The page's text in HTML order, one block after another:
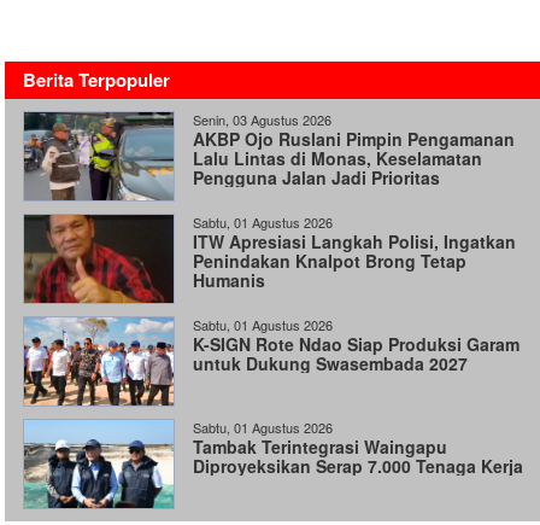
Berita Terpopuler
Senin, 03 Agustus 2026
AKBP Ojo Ruslani Pimpin Pengamanan
Lalu Lintas di Monas, Keselamatan
Pengguna Jalan Jadi Prioritas
Sabtu, 01 Agustus 2026
ITW Apresiasi Langkah Polisi, Ingatkan
Penindakan Knalpot Brong Tetap
Humanis
Sabtu, 01 Agustus 2026
K-SIGN Rote Ndao Siap Produksi Garam
untuk Dukung Swasembada 2027
Sabtu, 01 Agustus 2026
Tambak Terintegrasi Waingapu
Diproyeksikan Serap 7.000 Tenaga Kerja